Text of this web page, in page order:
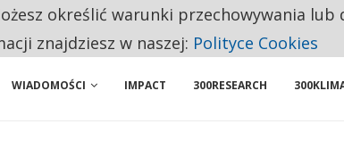
WIELU KANDYDATÓW NIE ROZPOCZYNA PRACY
WIADOMOŚCI IMPACT 300RESEARCH
określić warunki przechowywania
znajdziesz w naszej: Polityce Cookies